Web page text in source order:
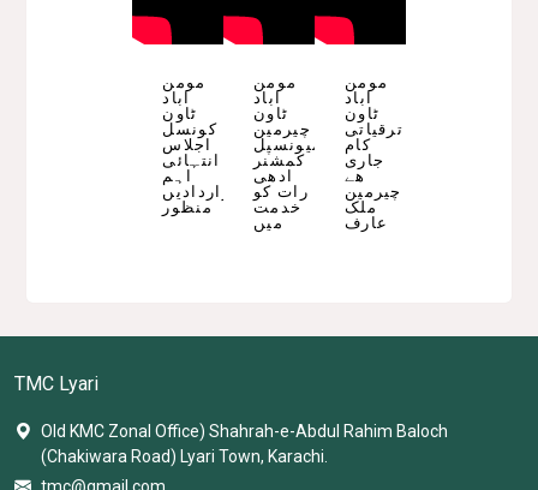
مومن
اباد
ٹاون
کونسل
اجلاس
انتہائی
اہم
قراردادیں
منظور
مومن
اباد
ٹاون
چیرمین
میونسپل
کمشنر
ادھی
رات کو
خدمت
میں
مومن
اباد
ٹاون
ترقیاتی
کام
جاری
ھے
چیرمین
ملک
عارف
TMC Lyari
Old KMC Zonal Office) Shahrah-e-Abdul Rahim Baloch
(Chakiwara Road) Lyari Town, Karachi.